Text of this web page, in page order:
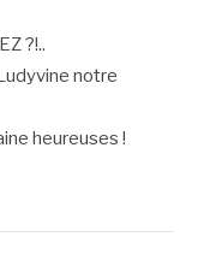
?!..
notre
heureuses !